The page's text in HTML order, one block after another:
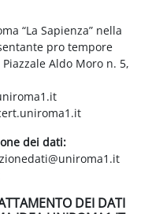
“La Sapienza” nella
pro tempore
Aldo Moro n. 5,
dei dati:
DEI DATI